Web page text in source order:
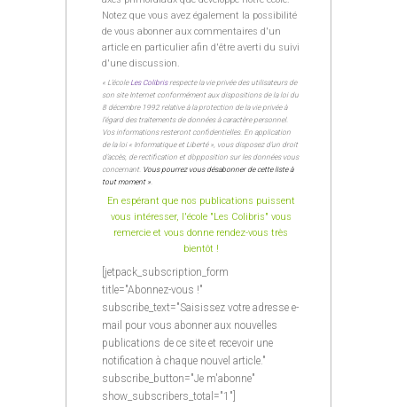
Notez que vous avez également la possibilité
de vous abonner aux commentaires d'un
article en particulier afin d'être averti du suivi
d'une discussion.
« L’école Les Colibrisrespecte la vie privée des utilisateurs de
son site Internet conformément aux dispositions de la loi du
8 décembre 1992 relative à la protection de la vie privée à
l’égard des traitements de données à caractère personnel.
Vos informations resteront confidentielles. En application
de la loi « Informatique et Liberté », vous disposez d’un droit
d’accès, de rectification et d’opposition sur les données vous
concernant. Vous pourrez vous désabonner de cette liste à
tout moment »
En espérant que nos publications puissent
vous intéresser, l'école "Les Colibris" vous
remercie et vous donne rendez-vous très
bientôt !
[jetpack_subscription_form
title="Abonnez-vous !"
subscribe_text="Saisissez votre adresse e-
mail pour vous abonner aux nouvelles
publications de ce site et recevoir une
notification à chaque nouvel article."
subscribe_button="Je m'abonne"
show_subscribers_total="1"]